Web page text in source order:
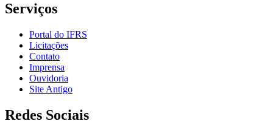
Serviços
Portal do IFRS
Licitações
Contato
Imprensa
Ouvidoria
Site Antigo
Redes Sociais